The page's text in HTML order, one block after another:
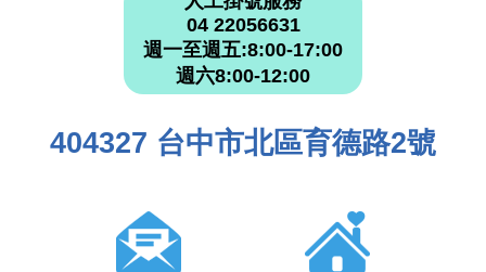
04 22056631
週一至週五:8:00-17:00
週六8:00-12:00
404327 台中市北區育德路2號